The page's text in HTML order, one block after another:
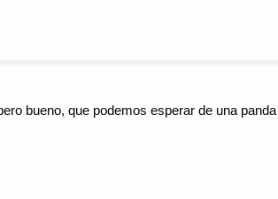
bueno, que podemos esperar de una